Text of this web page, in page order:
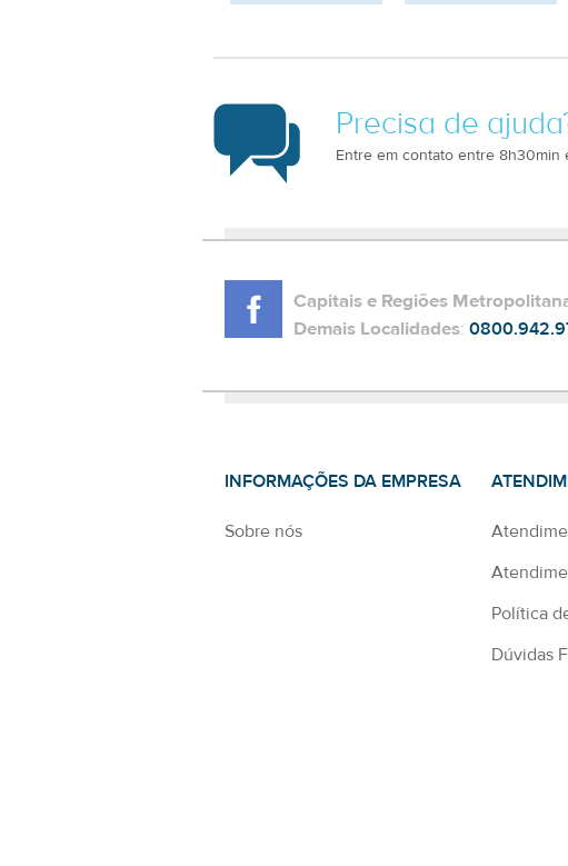
Precisa de
Entre em contato entre 8h30min
Capitais e Regiões
Demais Localidades:
INFORMAÇÕES DA EMPRESA
Sobre nós
Política
Dúvidas